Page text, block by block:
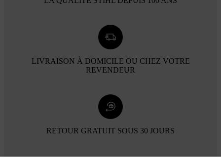
LIVRAISON À DOMICILE OU CHEZ VOTRE
REVENDEUR
RETOUR GRATUIT SOUS 30 JOURS